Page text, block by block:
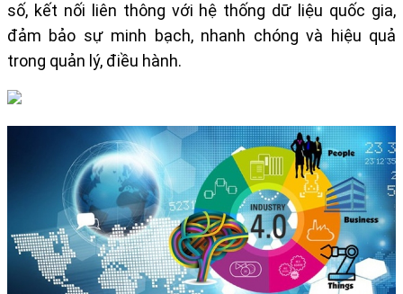
số, kết nối liên thông với hệ thống dữ liệu quốc gia,
đảm bảo sự minh bạch, nhanh chóng và hiệu quả
trong quản lý, điều hành.